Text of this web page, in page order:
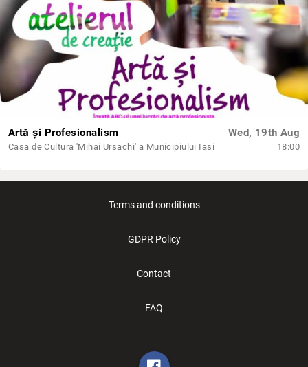
Artă și Profesionalism
Casa de Cultura 'Mihai Ursachi' a Municipiului Iasi
Wed, 19th Aug
18:00
Terms and conditions
GDPR Policy
Contact
FAQ